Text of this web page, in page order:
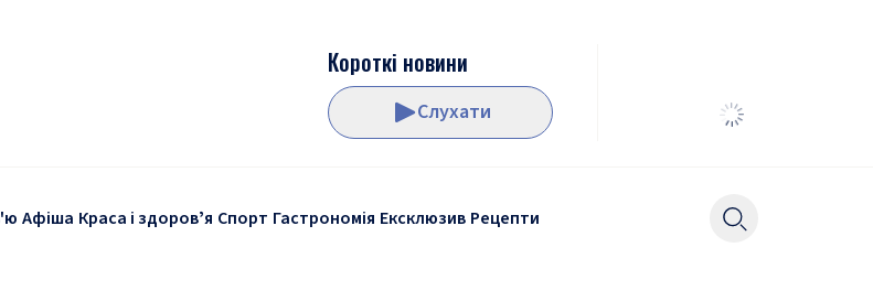
Короткі новини
Слухати
Афіша Краса і здоровʼя Спорт Гастрономія Ексклюзив Рецепти